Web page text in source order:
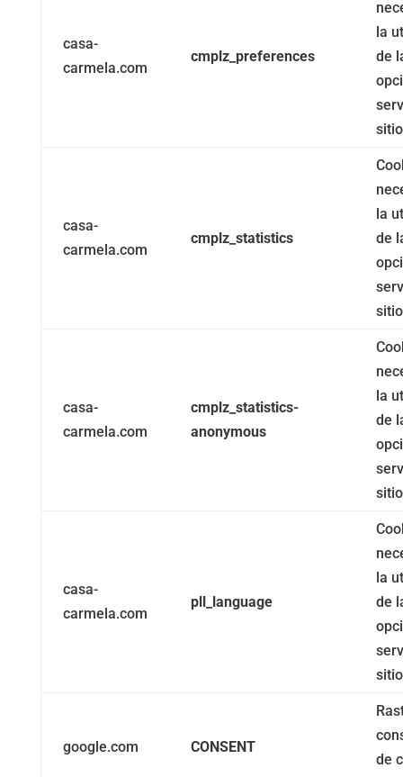
casa-
carmela.com
cmplz_preferences
la
de
casa-
carmela.com
cmplz_statistics
la
de
casa-
carmela.com
cmplz_statistics-
anonymous
la
de
casa-
carmela.com
pll_language
la
de
google.com CONSENT
de